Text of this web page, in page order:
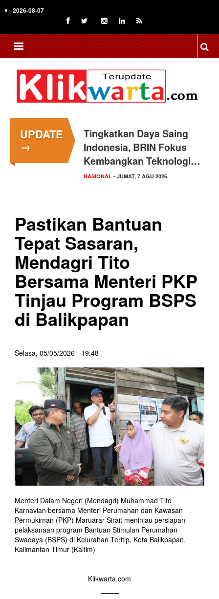
to
content
2026-08-07
UPDATE
→
Tingkatkan Daya Saing
Indonesia, BRIN Fokus
Kembangkan Teknologi…
NASIONAL - JUMAT, 7 AGU 2026
Pastikan Bantuan
Tepat Sasaran,
Mendagri Tito
Bersama Menteri PKP
Tinjau Program BSPS
di Balikpapan
Selasa, 05/05/2026 - 19:48
Menteri Dalam Negeri (Mendagri) Muhammad Tito
Karnavian bersama Menteri Perumahan dan Kawasan
Permukiman (PKP) Maruarar Sirait meninjau persiapan
pelaksanaan program Bantuan Stimulan Perumahan
Swadaya (BSPS) di Kelurahan Teritip, Kota Balikpapan,
Kalimantan Timur (Kaltim)
Klikwarta.com